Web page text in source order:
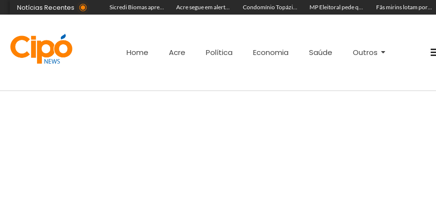
Notícias Recentes
Com equipe reforçada no Agosto Lilás, Delegacia da Mulher intensifica prisões e reduz acervo de inquéritos no Juruá Sicredi Biomas apresenta na Expoacre crédito do Plano Safra voltado às mulheres Acre segue em alerta para casos de síndrome respiratória aguda grave, aponta Fiocruz Condomínio Topázio é condenado a pagar R$ 4 mil a família de criança ferida em quadra esportiva MP Eleitoral pede que TRE-AC negue candidatura de Antônia Lúcia com base em condenações por peculato e improbidade Fãs mirins lotam porta de hotel à espera de Ana Castela para show na Expoacre
Home Acre Política Economia Saúde Outros